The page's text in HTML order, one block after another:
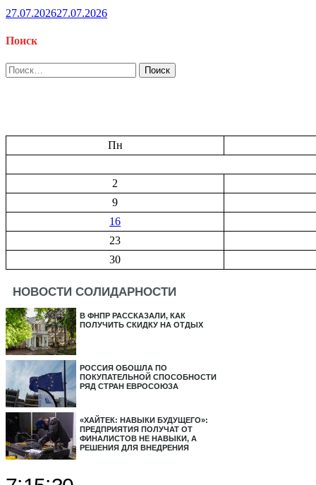
27.07.202627.07.2026
Поиск
Найти:
Пн
2
9
16
23
30
НОВОСТИ СОЛИДАРНОСТИ
В ФНПР РАССКАЗАЛИ, КАК
ПОЛУЧИТЬ СКИДКУ НА ОТДЫХ
РОССИЯ ОБОШЛА ПО
ПОКУПАТЕЛЬНОЙ СПОСОБНОСТИ
РЯД СТРАН ЕВРОСОЮЗА
«ХАЙТЕК: НАВЫКИ БУДУЩЕГО»:
ПРЕДПРИЯТИЯ ПОЛУЧАТ ОТ
ФИНАЛИСТОВ НЕ НАВЫКИ, А
РЕШЕНИЯ ДЛЯ ВНЕДРЕНИЯ